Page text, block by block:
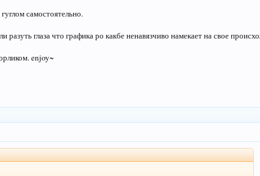
самостоятельно.
глаза что графика ро какбе ненавязчиво намекает на свое
enjoy~